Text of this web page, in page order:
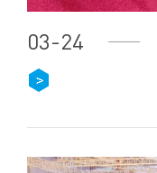
03-24